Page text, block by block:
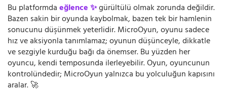
Bu platformdaeğlence ✨gürültülü olmak zorunda değildir.
Bazen sakin bir oyunda kaybolmak, bazen tek bir hamlenin
sonucunu düşünmek yeterlidir. MicroOyun, oyunu sadece
hız ve aksiyonla tanımlamaz; oyunun düşünceyle, dikkatle
ve sezgiyle kurduğu bağı da önemser. Bu yüzden her
oyuncu, kendi temposunda ilerleyebilir. Oyun, oyuncunun
kontrolündedir; MicroOyun yalnızca bu yolculuğun kapısını
aralar. 🚀